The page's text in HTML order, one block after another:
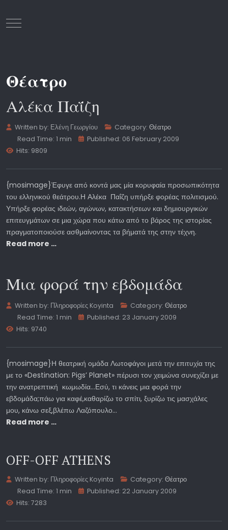
Mobile Menu Toggle
Θέατρο
Αλέκα Παΐζη
Written by: Ελένη Γεωργίου Category:Θέατρο
Read Time: 1 min
Published: 06 February 2009
Hits: 9809
{mosimage}Έφυγε από κοντά μας μία κορυφαία προσωπικότητα
του ελληνικού θεάτρου.Η Αλέκα Παΐζη υπήρξε φορέας πολιτισμού.
Υπήρξε φορέας ιδεών, αγώνων, κατακτήσεων και δημιουργικών
επιτευγμάτων σε μια χώρα που κάτω από το βάρος της ιστορίας
πραγματοποιούσε ασθμαίνοντας τα βήματά της στην τέχνη.
Read more …
Μια φορά την εβδομάδα
Written by: Πληροφορίες Koyinta Category:Θέατρο
Read Time: 1 min
Published: 23 January 2009
Hits: 9740
{mosimage}Η θεατρική ομάδα Λωτοφάγοι μετά την επιτυχία της
με το «Destination: Pigs’ Planet» πέρυσι τον χειμώνα συνεχίζει με
την ανατρεπτική κωμωδία…Εσύ, τι κάνεις μια φορά την
εβδομάδα;πάω για καφέ,καθαρίζω το σπίτι, ξυρίζω τις μασχάλες
μου, κάνω σεξ,βλέπω Λαζόπουλο...
Read more …
OFF-OFF ATHENS
Written by: Πληροφορίες Koyinta Category:Θέατρο
Read Time: 1 min
Published: 22 January 2009
Hits: 7283